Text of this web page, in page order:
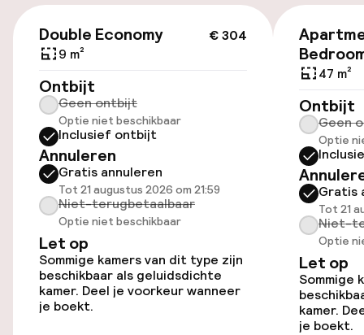
Openbaar parkeren
Toegankelijkheid
Overal rolstoeltoegankelijk
Lift
Entertainment
Betaalde wifi
Eet- en drinkdiensten
€ 304
Double Economy
9 m²
Ontbijt
Geen ontbijt
Optie niet beschikbaar
Inclusief ontbijt
Annuleren
Gratis annuleren
Tot 21 augustus 2026 om 21:59
Niet-terugbetaalbaar
Optie niet beschikbaar
Let op
Sommige kamers van dit type zijn
beschikbaar als geluidsdichte
kamer. Deel je voorkeur wanneer
je boekt.
47 m²
Ontbijt
Geen
Optie
Gratis
Tot 21
Niet-
Optie
Let op
Sommige
kamer.
je boekt.